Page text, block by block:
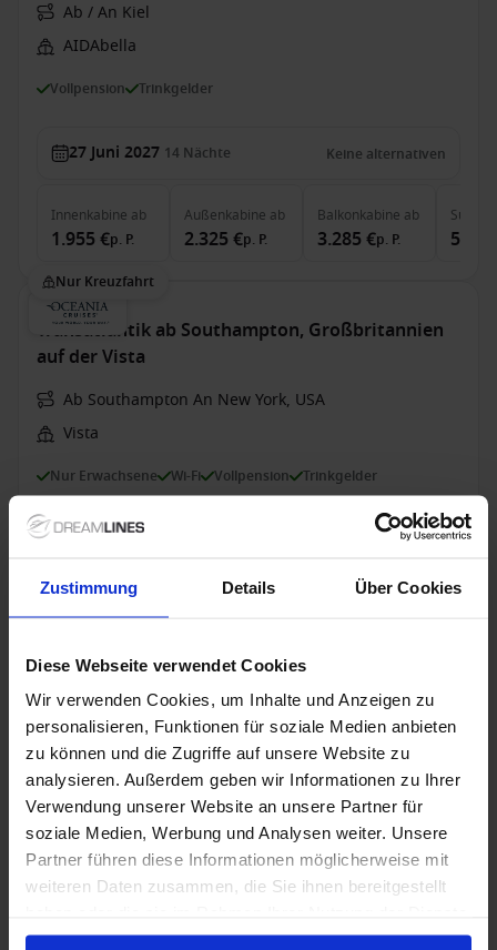
Zustimmung Details Über Cookies
Diese Webseite verwendet Cookies
Wir verwenden Cookies, um Inhalte und Anzeigen zu
personalisieren, Funktionen für soziale Medien anbieten
zu können und die Zugriffe auf unsere Website zu
analysieren. Außerdem geben wir Informationen zu Ihrer
Verwendung unserer Website an unsere Partner für
soziale Medien, Werbung und Analysen weiter. Unsere
Partner führen diese Informationen möglicherweise mit
weiteren Daten zusammen, die Sie ihnen bereitgestellt
gesammelt haben.
Ab / An Kiel
AIDAbella
Vollpension Trinkgelder
27 Juni 2027 14 Nächte Keine alternativen
Innenkabine ab
1.955 €p. P.
Außenkabine ab
2.325 €p. P.
Balkonkabine ab
3.285 €p. P.
Suite
Nur Kreuzfahrt
Transatlantik ab Southampton, Großbritannien
auf der Vista
Ab Southampton An New York, USA
Vista
Nur Erwachsene Wi-Fi Vollpension Trinkgelder
Bis zu 1499 € Bordguthaben
Balkonkabineab
Nur Kreuzfahrt
Weltreise ab Miami auf der Vista
Ab Miami, Florida, USA An New York, USA
Vista
Nur Erwachsene Wi-Fi Vollpension Trinkgelder
Bis zu 6675 € Bordguthaben